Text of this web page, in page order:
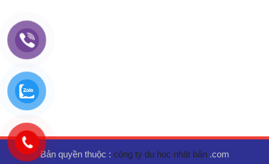
Bản quyền thuộc : công ty du học nhật bản .com